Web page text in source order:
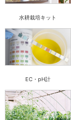
水耕栽培キット
EC・pH計